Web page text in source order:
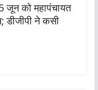
जून को महापंचायत
डीजीपी ने कसी